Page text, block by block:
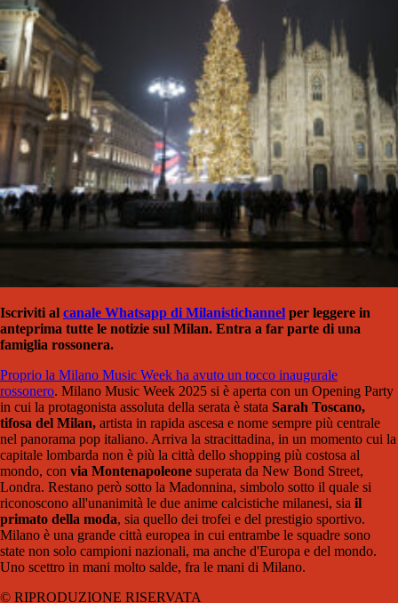
Iscriviti al canale Whatsapp di Milanistichannel per leggere in
anteprima tutte le notizie sul Milan. Entra a far parte di una
famiglia rossonera.
Proprio la Milano Music Week ha avuto un tocco inaugurale
rossonero. Milano Music Week 2025 si è aperta con un Opening Party
in cui la protagonista assoluta della serata è stata Sarah Toscano,
tifosa del Milan, artista in rapida ascesa e nome sempre più centrale
nel panorama pop italiano. Arriva la stracittadina, in un momento cui la
capitale lombarda non è più la città dello shopping più costosa al
mondo, con via Montenapoleone superata da New Bond Street,
Londra. Restano però sotto la Madonnina, simbolo sotto il quale si
riconoscono all'unanimità le due anime calcistiche milanesi, sia il
primato della moda, sia quello dei trofei e del prestigio sportivo.
Milano è una grande città europea in cui entrambe le squadre sono
state non solo campioni nazionali, ma anche d'Europa e del mondo.
Uno scettro in mani molto salde, fra le mani di Milano.
© RIPRODUZIONE RISERVATA